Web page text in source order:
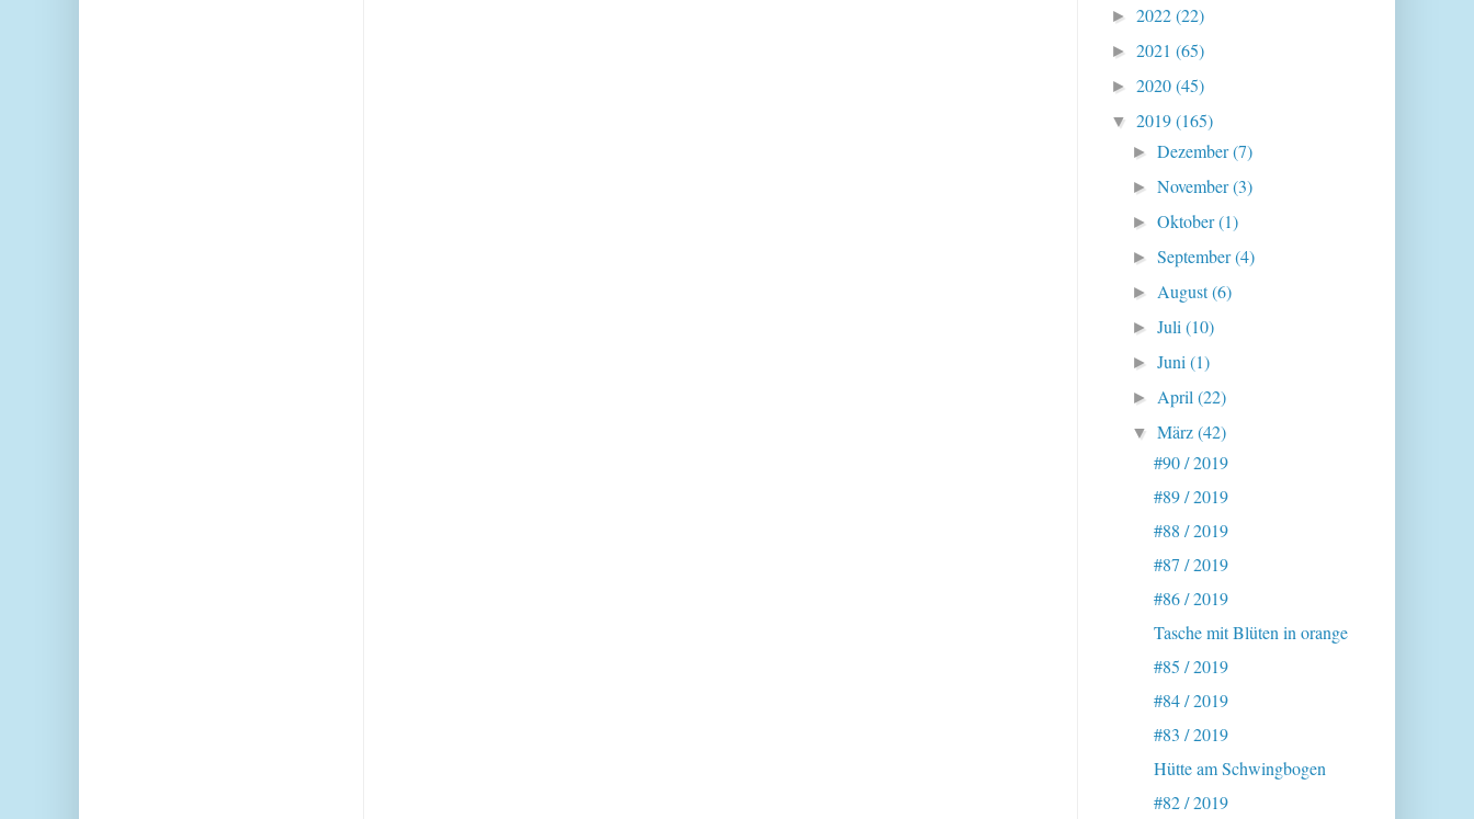
► 2022(22)
► 2021 (65)
► 2020(45)
▼ 2019(165)
►Dezember(7)
►November(3)
►Oktober(1)
►September(4)
► August(6)
►Juli(10)
►Juni(1)
► April(22)
▼März(42)
#90 / 2019
#89 / 2019
#88 / 2019
#87 / 2019
#86 / 2019
Tasche mit Blüten in orange
#85 / 2019
#84 / 2019
#83 / 2019
Hütte am Schwingbogen
#82 / 2019